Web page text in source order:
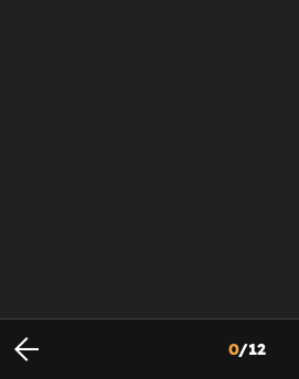
0/12